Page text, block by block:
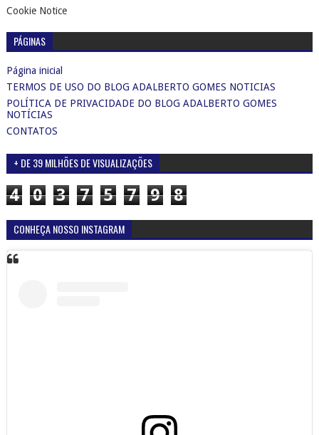
Cookie Notice
PÁGINAS
Página inicial
TERMOS DE USO DO BLOG ADALBERTO GOMES NOTICIAS
POLÍTICA DE PRIVACIDADE DO BLOG ADALBERTO GOMES
NOTÍCIAS
CONTATOS
+ DE 39 MILHÕES DE VISUALIZAÇÕES
4 0 3 7 5 7 9 8
CONHEÇA NOSSO INSTAGRAM